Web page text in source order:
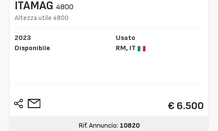
ITAMAG 4800
Altezza utile 4800
2023
Disponibile
Usato
RM, IT
€ 6.500
Rif. Annuncio: 10820